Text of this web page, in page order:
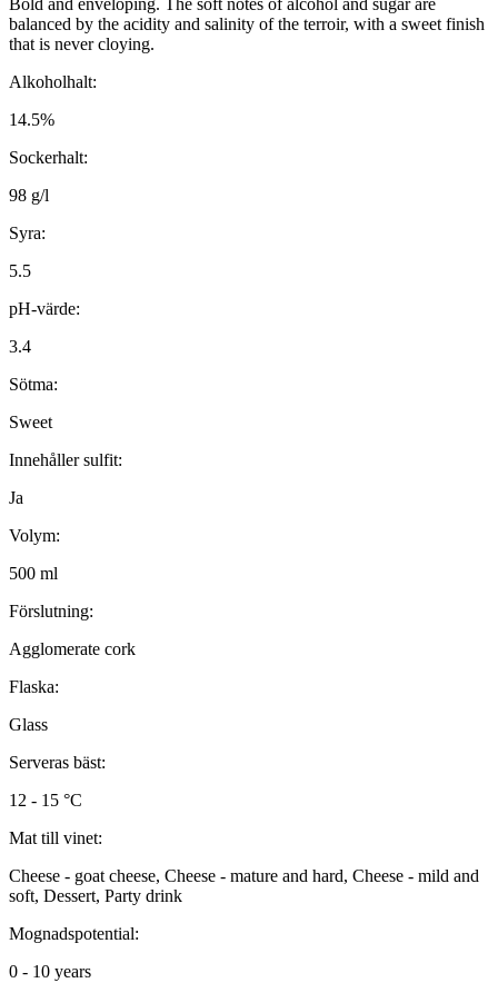
Bold and enveloping. The soft notes of alcohol and sugar are
balanced by the acidity and salinity of the terroir, with a sweet finish
that is never cloying.
Alkoholhalt:
14.5%
Sockerhalt:
98 g/l
Syra:
5.5
pH-värde:
3.4
Sötma:
Sweet
Innehåller sulfit:
Ja
Volym:
500 ml
Förslutning:
Agglomerate cork
Flaska:
Glass
Serveras bäst:
12 - 15 °C
Mat till vinet:
Cheese - goat cheese, Cheese - mature and hard, Cheese - mild and
soft, Dessert, Party drink
Mognadspotential:
0 - 10 years